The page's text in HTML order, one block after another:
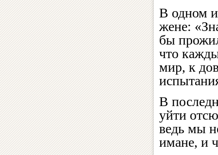
В одном
жене:
бы
что
мир, к
В
уйти
ведь мы
имане, и